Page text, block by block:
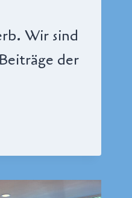
Wir sind
der